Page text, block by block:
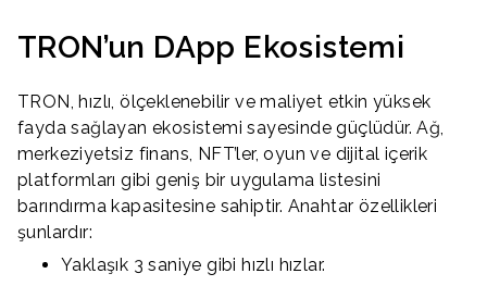
TRON’un DApp Ekosistemi
TRON, hızlı, ölçeklenebilir ve maliyet etkin yüksek
fayda sağlayan ekosistemi sayesinde güçlüdür. Ağ,
merkeziyetsiz finans, NFT’ler, oyun ve dijital içerik
platformları gibi geniş bir uygulama listesini
barındırma kapasitesine sahiptir. Anahtar özellikleri
şunlardır:
Yaklaşık 3 saniye gibi hızlı hızlar.